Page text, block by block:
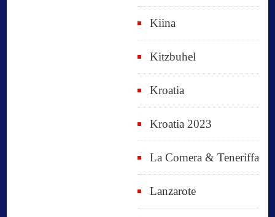
Kiina
Kitzbuhel
Kroatia
Kroatia 2023
La Comera & Teneriffa
Lanzarote